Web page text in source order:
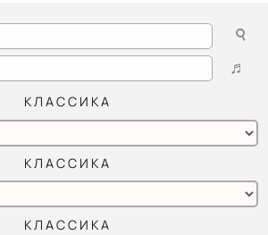
☌
♬
КЛАССИКА
КЛАССИКА
КЛАССИКА